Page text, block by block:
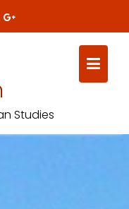
Studies